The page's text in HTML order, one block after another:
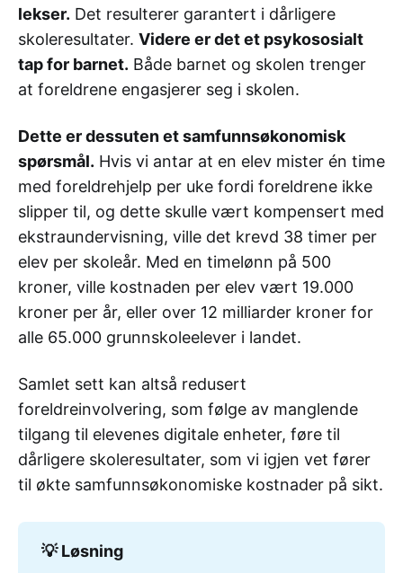
lekser. Det resulterer garantert i dårligere
skoleresultater. Videre er det et psykososialt
tap for barnet. Både barnet og skolen trenger
at foreldrene engasjerer seg i skolen.
Dette er dessuten et samfunnsøkonomisk
spørsmål. Hvis vi antar at en elev mister én time
med foreldrehjelp per uke fordi foreldrene ikke
slipper til, og dette skulle vært kompensert med
ekstraundervisning, ville det krevd 38 timer per
elev per skoleår. Med en timelønn på 500
kroner, ville kostnaden per elev vært 19.000
kroner per år, eller over 12 milliarder kroner for
alle 65.000 grunnskoleelever i landet.
Samlet sett kan altså redusert
foreldreinvolvering, som følge av manglende
tilgang til elevenes digitale enheter, føre til
dårligere skoleresultater, som vi igjen vet fører
til økte samfunnsøkonomiske kostnader på sikt.
💡 Løsning